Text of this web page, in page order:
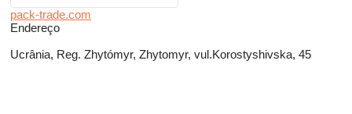
pack-trade.com
Endereço
Ucrânia, Reg. Zhytómyr, Zhytomyr, vul.Korostyshivska, 45